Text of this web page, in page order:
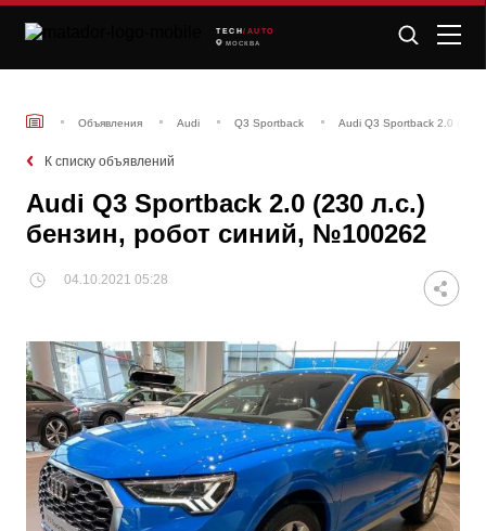
TECH /AUTO
МОСКВА
Объявления Audi Q3 Sportback Audi Q3 Sportback 2.0
К списку объявлений
Audi Q3 Sportback 2.0 (230 л.c.)
бензин, робот синий, №100262
04.10.2021 05:28